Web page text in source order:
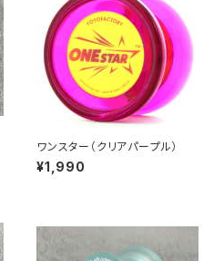
ワンスター（クリアパープル）
¥1,990